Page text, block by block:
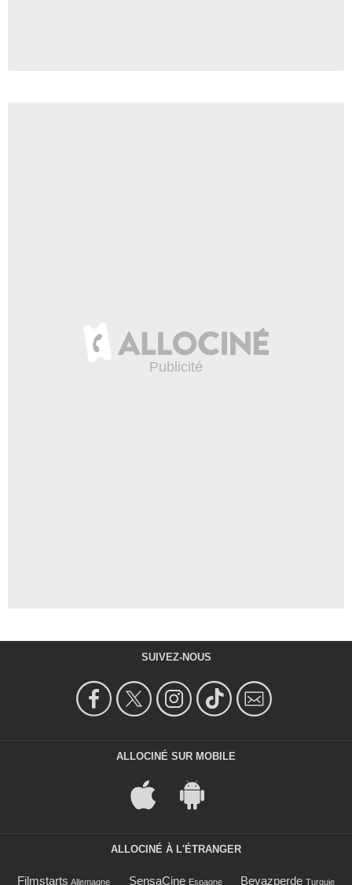
SUIVEZ-NOUS
ALLOCINÉ SUR MOBILE
ALLOCINÉ À L'ÉTRANGER
Filmstarts Allemagne SensaCine Espagne Beyazperde Turquie